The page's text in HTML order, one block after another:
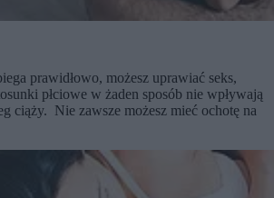
prawidłowo, możesz uprawiać seks,
płciowe w żaden sposób nie wpływają
ciąży. Nie zawsze możesz mieć ochotę na